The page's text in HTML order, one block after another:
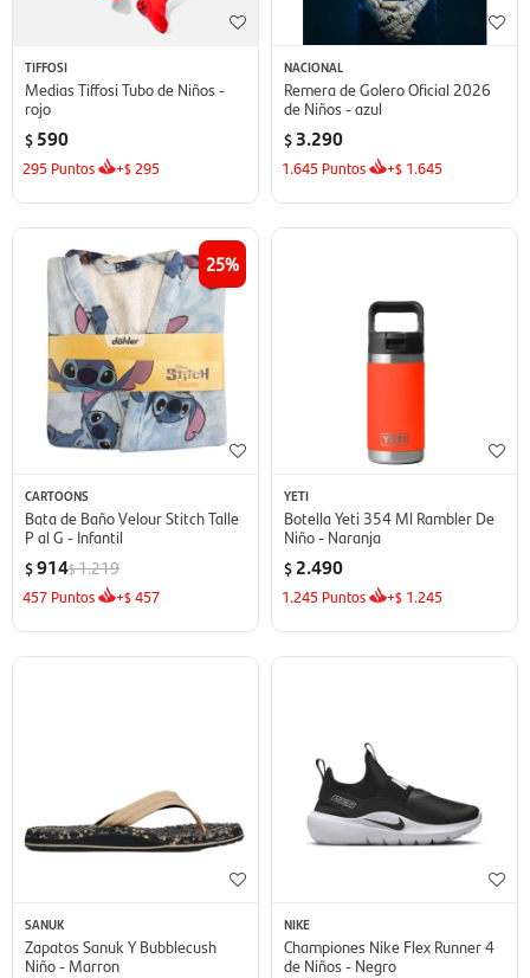
TIFFOSI
Medias Tiffosi Tubo de Niños -
rojo
$ 590
295 Puntos +$ 295
NACIONAL
Remera de Golero Oficial 2026
de Niños - azul
$ 3.290
1.645 Puntos +$ 1.645
25
CARTOONS
Bata de Baño Velour Stitch Talle
P al G - Infantil
$914$1.219
457 Puntos +$457
YETI
Botella Yeti 354 Ml Rambler De
Niño - Naranja
$ 2.490
1.245 Puntos +$ 1.245
SANUK
Zapatos Sanuk Y Bubblecush
Niño - Marron
NIKE
Championes Nike Flex Runner 4
de Niños - Negro